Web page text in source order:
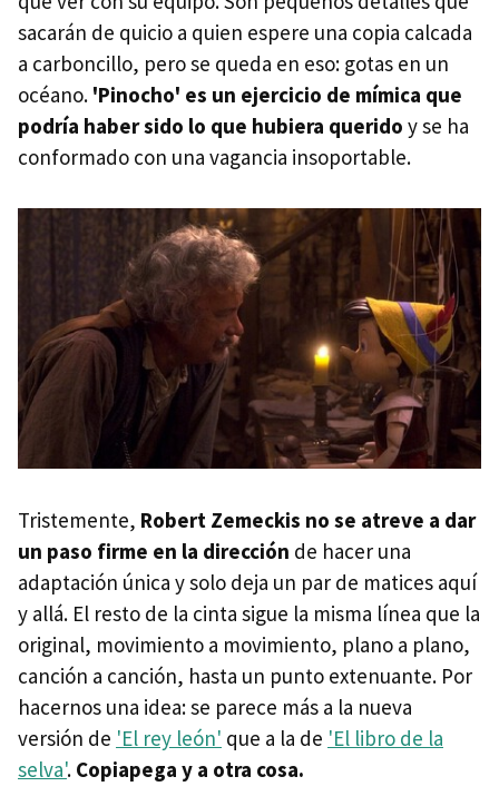
sacarán de quicio a quien espere una copia calcada
a carboncillo, pero se queda en eso: gotas en un
océano. 'Pinocho' es un ejercicio de mímica que
podría haber sido lo que hubiera querido y se ha
conformado con una vagancia insoportable.
Tristemente, Robert Zemeckis no se atreve a dar
un paso firme en la dirección de hacer una
adaptación única y solo deja un par de matices aquí
y allá. El resto de la cinta sigue la misma línea que la
original, movimiento a movimiento, plano a plano,
canción a canción, hasta un punto extenuante. Por
hacernos una idea: se parece más a la nueva
versión de 'El rey león' que a la de 'El libro de la
selva'. Copiapega y a otra cosa.